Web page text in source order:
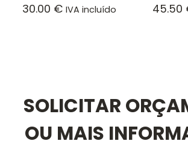
30.00 € IVA incluído 45.50
SOLICITAR
OU MAIS